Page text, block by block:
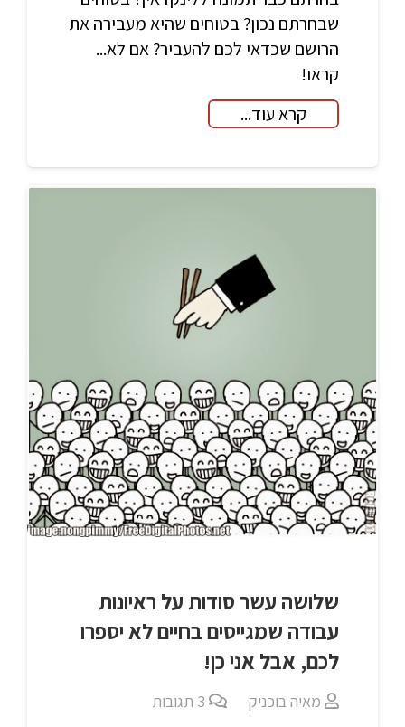
שבחרתם נכון? בטוחים שהיא מעבירה את
הרושם שכדאי לכם להעביר? אם לא...
קראו!
קרא עוד...
שלושה עשר סודות על ראיונות
עבודה שמגייסים בחיים לא יספרו
לכם, אבל אני כן!
מאיה בוכניק 3 תגובות